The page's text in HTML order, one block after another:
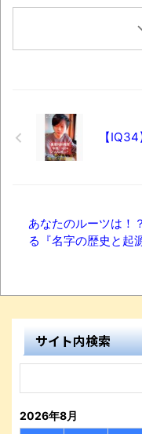
【
あなたのルーツは！
る『名字の歴史と起
サイト内検索
2026年8月